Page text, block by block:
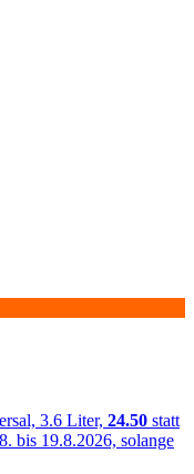
3.6 Liter, 24.50 statt
bis 19.8.2026, solange